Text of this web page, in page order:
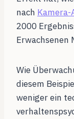
nach
2000
Erwachsenen
Wie
diesem
weniger ein